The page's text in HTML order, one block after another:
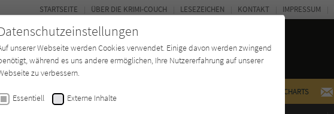
CHARTS
STARTSEITE ÜBER DIE KRIMI-COUCH LESEZEICHEN KONTAKT IMPRESSUM
unserer Webseite werden Cookies verwendet. Einige davon werden zwingend
während es uns andere ermöglichen, Ihre Nutzererfahrung auf unserer
zu verbessern.
Essentiell Externe Inhalte